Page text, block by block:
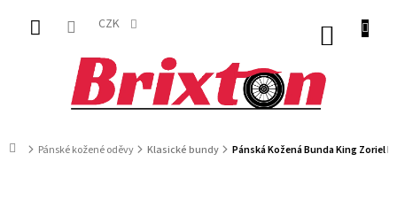
obsah
CZK
DomůPánské kožené oděvy Klasické bundy Pánská Kožená Bunda King Zoriel